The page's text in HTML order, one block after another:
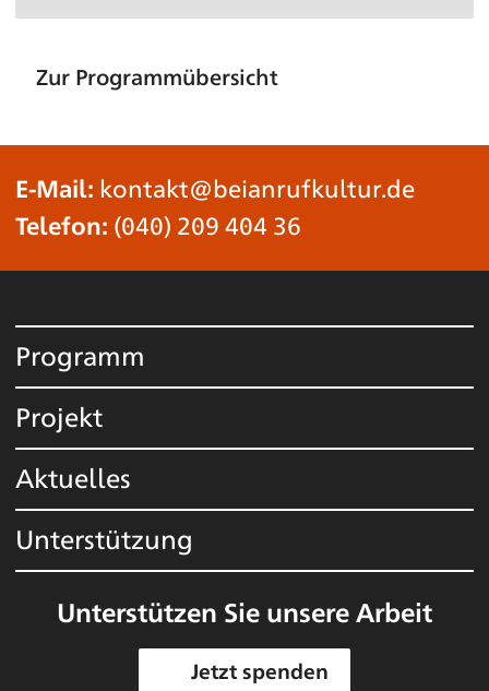
Zur Programmübersicht
E-Mail: kontakt@beianrufkultur.de
Telefon: (040) 209 404 36
Programm
Projekt
Aktuelles
Unterstützung
Unterstützen Sie unsere Arbeit
Jetzt spenden